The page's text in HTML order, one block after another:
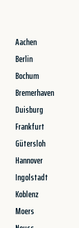
Aachen
Berlin
Bochum
Bremerhaven
Duisburg
Frankfurt
Gütersloh
Hannover
Ingolstadt
Koblenz
Moers